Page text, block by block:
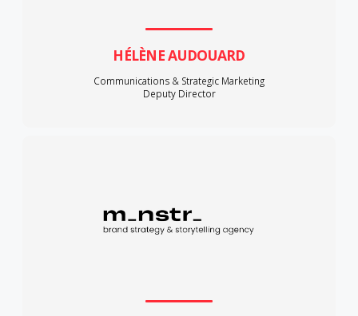
HÉLÈNE AUDOUARD
Communications & Strategic Marketing
Deputy Director